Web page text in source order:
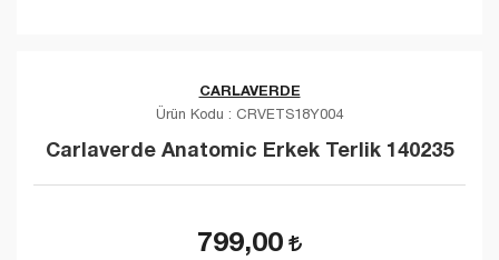
CARLAVERDE
Ürün Kodu : CRVETS18Y004
Carlaverde Anatomic Erkek Terlik 140235
799,00